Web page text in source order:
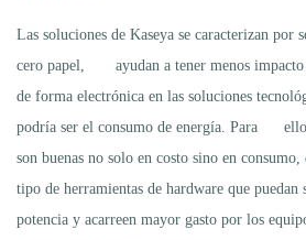
Las soluciones de Kaseya se caracterizan por
cero papel, ayudan a tener menos
de forma electrónica en las soluciones
podría ser el consumo de energía. Para ello
son buenas no solo en costo sino en
tipo de herramientas de hardware que puedan
potencia y acarreen mayor gasto por los